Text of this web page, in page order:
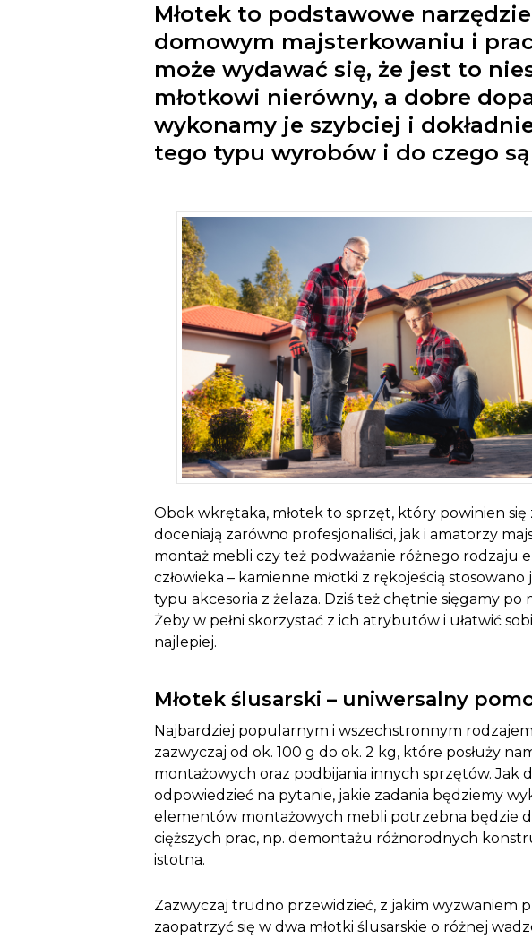
Młotek to podstawowe
domowym majsterkowaniu i
może wydawać się, że jest to
młotkowi nierówny, a dobre
wykonamy je szybciej i
tego typu wyrobów i do czego
Obok wkrętaka, młotek to sprzęt, który powinien
doceniają zarówno profesjonaliści, jak i amatorzy
montaż mebli czy też podważanie różnego rodzaju
człowieka – kamienne młotki z rękojeścią
typu akcesoria z żelaza. Dziś też chętnie sięgamy
Żeby w pełni skorzystać z ich atrybutów i ułatwić
najlepiej.
Młotek ślusarski – uniwersalny
Najbardziej popularnym i wszechstronnym
zazwyczaj od ok. 100 g do ok. 2 kg, które posłuży
montażowych oraz podbijania innych sprzętów. Jak
odpowiedzieć na pytanie, jakie zadania będziemy
elementów montażowych mebli potrzebna będzie
cięższych prac, np. demontażu różnorodnych
istotna.
Zazwyczaj trudno przewidzieć, z jakim wyzwaniem
zaopatrzyć się w dwa młotki ślusarskie o różnej